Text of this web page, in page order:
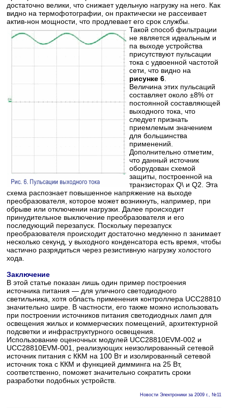
достаточно велики, что снижает удельную нагрузку на него. Как
видно на термофотографии, он практически не рассеивает
актив-нон мощности, что продлевает его срок службы.
Такой способ фильтрации
не является идеальным и
па выходе устройства
присутствуют пульсации
тока с удвоенной частотой
сети, что видно на
рисунке 6
Величина этих пульсаций
составляет около ±8% от
постоянной составляющей
выходного тока, что
следует признать
приемлемым значением
для большинства
применений.
Дополнительно отметим,
что данный источник
оборудован схемой
защиты, построенной на
транзисторах Q\ и Q2. Эта
схема распознает повышенное напряжение на выходе
преобразователя, которое может возникнуть, например, при
обрыве или отключении нагрузки. Далее происходит
принудительное выключение преобразователя и его
последующий перезапуск. Поскольку перезапуск
преобразователя происходит достаточно медленно п занимает
несколько секунд, у выходного конденсатора есть время, чтобы
частично разрядиться через резистивную нагрузку холостого
хода.
Заключение
В этой статье показан лишь один пример построения
источника питания — для уличного светодиодного
светильника, хотя область применения контроллера UCC28810
значительно шире. В частности, его также можно использовать
при построении источников питания светодиодных ламп для
освещения жилых и коммерческих помещений, архитектурной
подсветки и инфраструктурного освещения.
Использование оценочных модулей UCC28810EVM-002 и
UCC28810EVM-001, реализующих неизолированный сетевой
источник питания с ККМ на 100 Вт и изолированный сетевой
источник тока с ККМ и функцией димминга на 25 Вт,
соответственно, поможет значительно сократить сроки
разработки подобных устройств.
Новости Электроники за 2009 г., №11